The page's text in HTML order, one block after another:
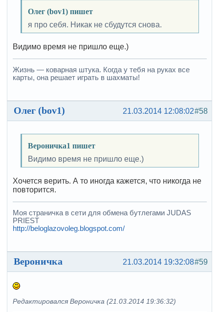
Олег (bov1) пишет
я про себя. Никак не сбудутся снова.
Видимо время не пришло еще.)
Жизнь — коварная штука. Когда у тебя на руках все
карты, она решает играть в шахматы!
#58
21.03.2014 12:08:02
Олег (bov1)
Вероничка1 пишет
Видимо время не пришло еще.)
Хочется верить. А то иногда кажется, что никогда не
повторится.
Моя страничка в сети для обмена бутлегами JUDAS
PRIEST
http://beloglazovoleg.blogspot.com/
#59
21.03.2014 19:32:08
Вероничка
Редактировался Вероничка (21.03.2014 19:36:32)